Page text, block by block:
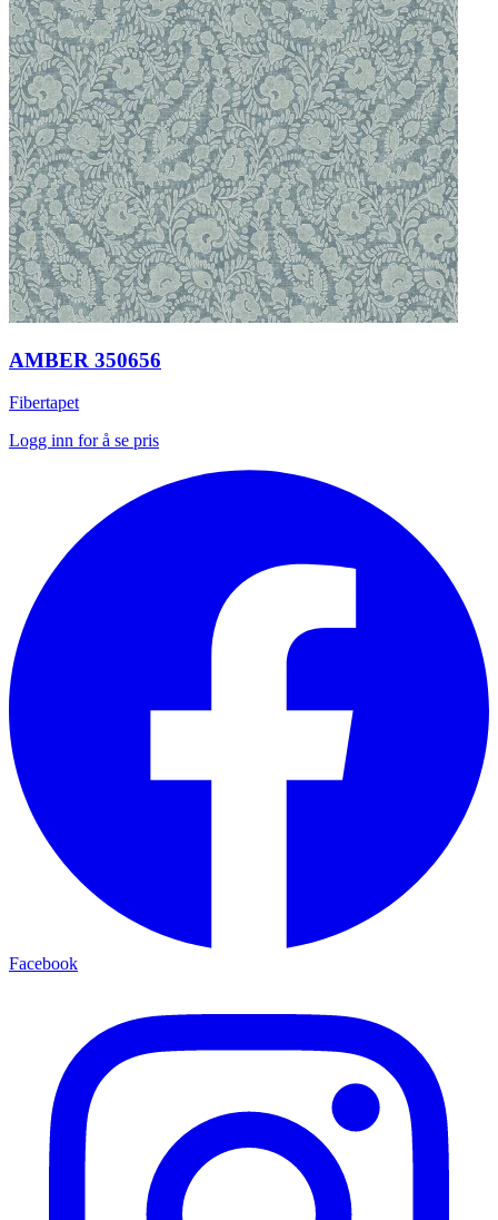
AMBER 350656
Fibertapet
Logg inn for å se pris
Facebook